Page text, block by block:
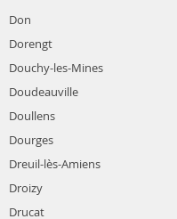
Don
Dorengt
Douchy-les-Mines
Doudeauville
Doullens
Dourges
Dreuil-lès-Amiens
Droizy
Drucat